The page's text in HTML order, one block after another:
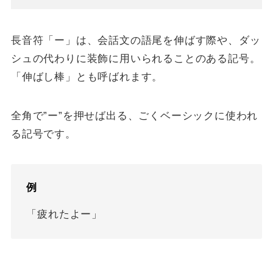
長音符「ー」は、会話文の語尾を伸ばす際や、ダッ
シュの代わりに装飾に用いられることのある記号。
「伸ばし棒」とも呼ばれます。
全角で”ー”を押せば出る、ごくベーシックに使われ
る記号です。
例
「疲れたよー」